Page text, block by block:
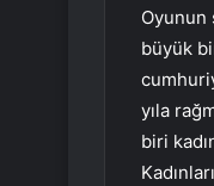
Oyunun
büyük
yıla
biri